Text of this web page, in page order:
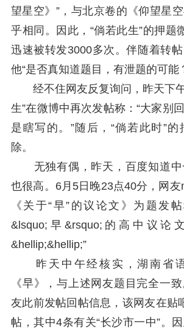
望星空》”，与北京卷的《仰望星
乎相同。因此，“倘若此生”的押题
迅速被转发3000多次。伴随着转
他“是否真知道题目，有泄题的可能
经不住网友反复询问，昨天下午
生”在微博中再次发帖称：“大家别
是瞎写的。”随后，“倘若此时”的
除。
无独有偶，昨天，百度知道中
也很高。6月5日晚23点40分，网友
《关于“早”的议论文》为题发
&lsquo;早&rsquo;的高中议论
&hellip;&hellip;”
昨天中午经核实，湖南省语
《早》，与上述网友题目完全一
友此前发帖回帖信息，该网友在贴
帖，其中4条有关“长沙市一中”。